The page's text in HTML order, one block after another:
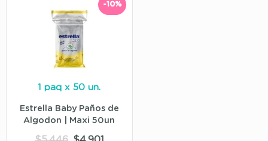
-10%
1 paq x 50 un.
Estrella Baby Paños de
Algodon | Maxi 50un